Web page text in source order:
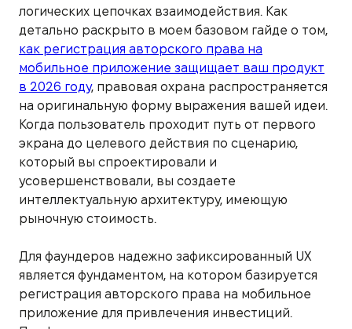
логических цепочках взаимодействия. Как
детально раскрыто в моем базовом гайде о том,
как регистрация авторского права на
мобильное приложение защищает ваш продукт
в 2026 году, правовая охрана распространяется
на оригинальную форму выражения вашей идеи.
Когда пользователь проходит путь от первого
экрана до целевого действия по сценарию,
который вы спроектировали и
усовершенствовали, вы создаете
интеллектуальную архитектуру, имеющую
рыночную стоимость.
Для фаундеров надежно зафиксированный UX
является фундаментом, на котором базируется
регистрация авторского права на мобильное
приложение для привлечения инвестиций.